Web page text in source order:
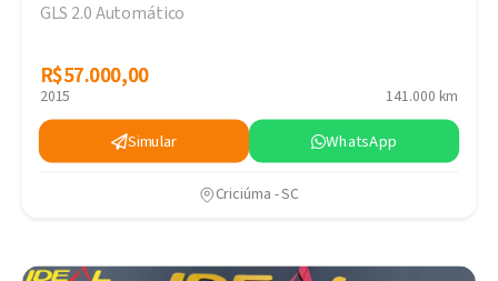
GLS 2.0 Automático
R$57.000,00
R$57.000,00
2015 141.000 km
Simular WhatsApp
Criciúma - SC